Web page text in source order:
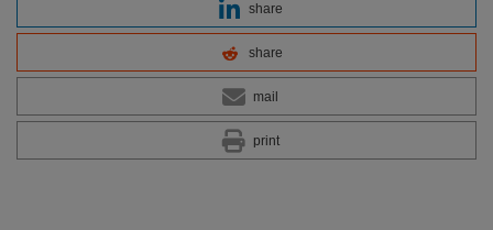
share
share
mail
print